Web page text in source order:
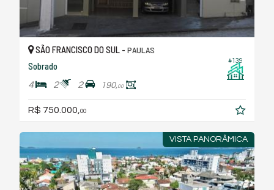
#139
SÃO FRANCISCO DO SUL - PAULAS
Sobrado
4 2 2 190,00
R$ 750.000, 00
VISTA PANORÂMICA